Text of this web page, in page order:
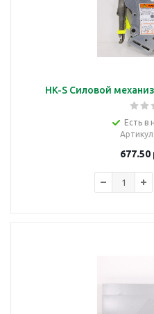
HK-S Силовой
Есть в
Артикул
677.50